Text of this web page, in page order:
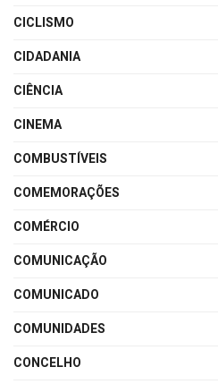
CICLISMO
CIDADANIA
CIÊNCIA
CINEMA
COMBUSTÍVEIS
COMEMORAÇÕES
COMÉRCIO
COMUNICAÇÃO
COMUNICADO
COMUNIDADES
CONCELHO